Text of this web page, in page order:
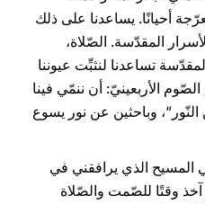
أحيانًا. يساعدنا على ذلك
المقدّسة. الصّلاة،
تساعدنا لنثبِّت عيوننا
الأربعينيّ: أن ننمّي فينا
وباحثين عن نور يسوع
المسيح الذي يرافقني في
وقتًا للصّمت والصّلاة